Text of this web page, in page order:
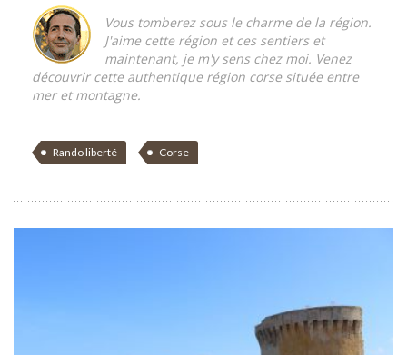
Vous tomberez sous le charme de la région.
J'aime cette région et ces sentiers et
maintenant, je m'y sens chez moi. Venez
découvrir cette authentique région corse située entre
mer et montagne.
Rando liberté Corse